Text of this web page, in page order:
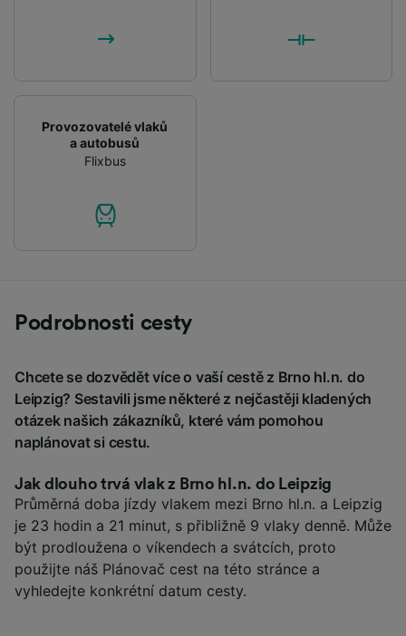
Provozovatelé vlaků
a autobusů
Flixbus
Podrobnosti cesty
Chcete se dozvědět více o vaší cestě z Brno hl.n. do
Leipzig? Sestavili jsme některé z nejčastěji kladených
otázek našich zákazníků, které vám pomohou
naplánovat si cestu.
Jak dlouho trvá vlak z Brno hl.n. do Leipzig
Průměrná doba jízdy vlakem mezi Brno hl.n. a Leipzig
je 23 hodin a 21 minut, s přibližně 9 vlaky denně. Může
být prodloužena o víkendech a svátcích, proto
použijte náš Plánovač cest na této stránce a
vyhledejte konkrétní datum cesty.